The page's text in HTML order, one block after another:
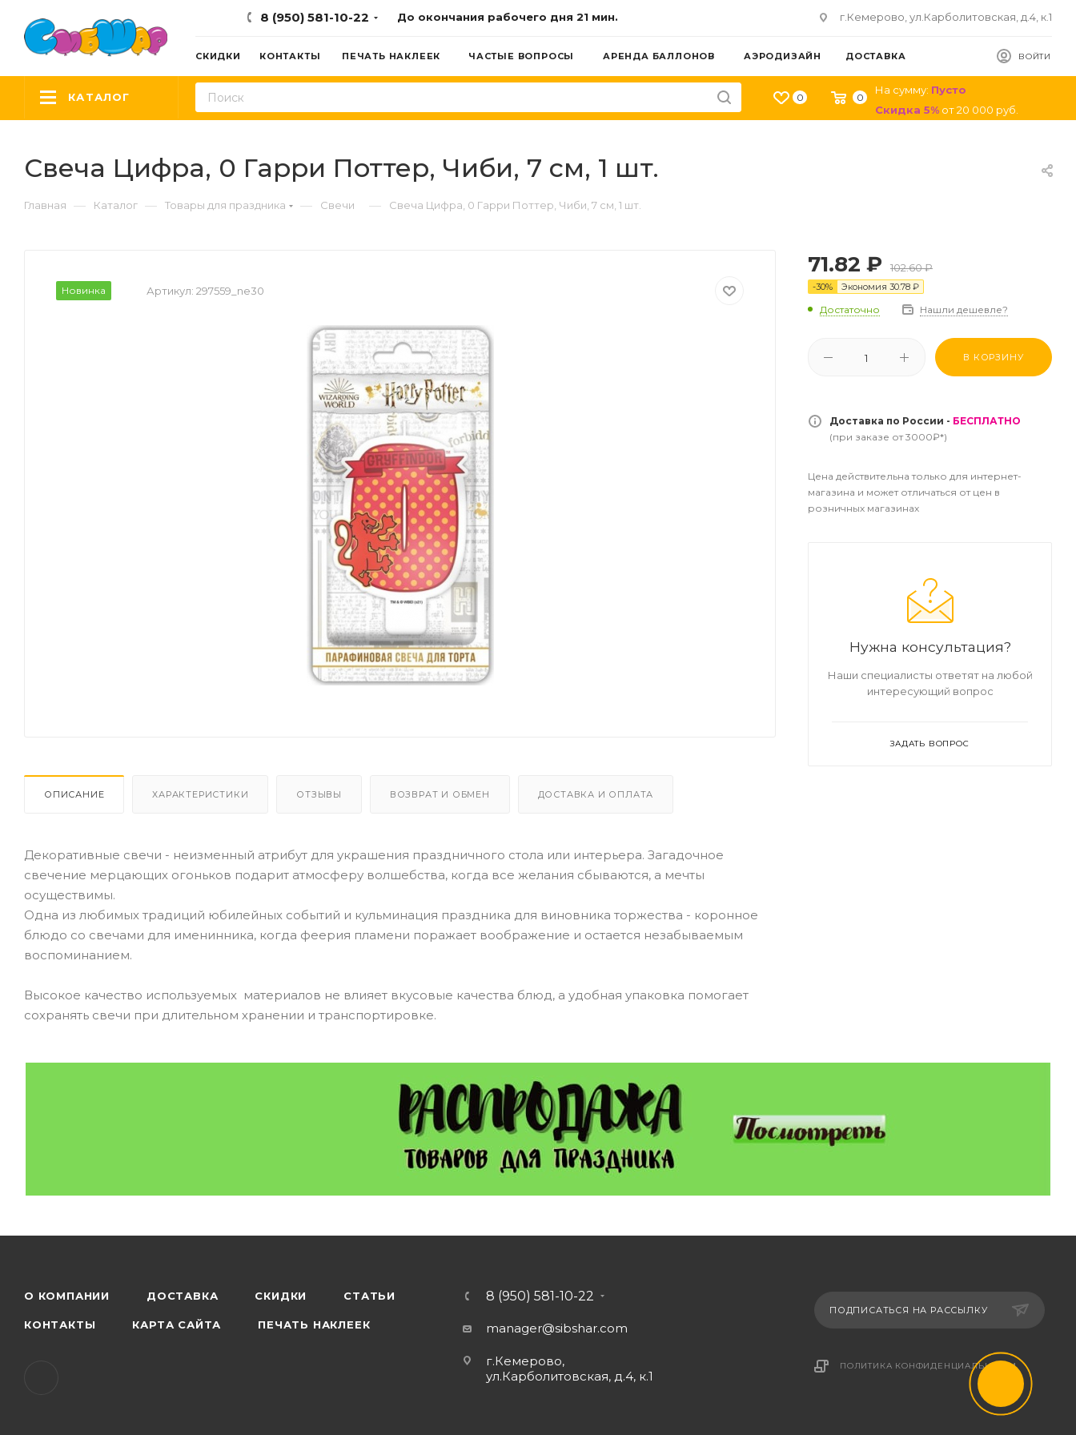
8 (950) 581-10-22 До окончания рабочего дня 21 мин. г.Кемерово, ул.Карболитовская, д.4, к.1
ВОЙТИ
СКИДКИ КОНТАКТЫ ПЕЧАТЬ НАКЛЕЕК ЧАСТЫЕ ВОПРОСЫ АРЕНДА БАЛЛОНОВ АЭРОДИЗАЙН ДОСТАВКА
0 0
На сумму: Пусто
Скидка 5% от20 000 руб.
КАТАЛОГ
Свеча Цифра, 0 Гарри Поттер, Чиби, 7 см, 1 шт.
Главная — Каталог — Товары для праздника — Свечи — Свеча Цифра, 0 Гарри Поттер, Чиби, 7 см, 1 шт.
Новинка Артикул: 297559_ne30
ОПИСАНИЕ ХАРАКТЕРИСТИКИ ОТЗЫВЫ ВОЗВРАТ И ОБМЕН ДОСТАВКА И ОПЛАТА
Декоративные свечи - неизменный атрибут для украшения праздничного стола или интерьера. Загадочное
свечение мерцающих огоньков подарит атмосферу волшебства, когда все желания сбываются, а мечты
осуществимы.
Одна из любимых традиций юбилейных событий и кульминация праздника для виновника торжества - коронное
блюдо со свечами для именинника, когда феерия пламени поражает воображение и остается незабываемым
воспоминанием.
Высокое качество используемых материалов не влияет вкусовые качества блюд, а удобная упаковка помогает
сохранять свечи при длительном хранении и транспортировке.
71.82 ₽ 102.60₽
-30% Экономия 30.78 ₽
Достаточно Нашли дешевле?
В КОРЗИНУ
Доставка по России - БЕСПЛАТНО
(при заказе от 3000₽*)
Цена действительна только для интернет-
магазина и может отличаться от цен в
розничных магазинах
Нужна консультация?
Наши специалисты ответят на любой
интересующий вопрос
ЗАДАТЬ ВОПРОС
О КОМПАНИИ ДОСТАВКА СКИДКИ СТАТЬИ
КОНТАКТЫ КАРТА САЙТА ПЕЧАТЬ НАКЛЕЕК
8 (950) 581-10-22
manager@sibshar.com
г.Кемерово,
ул.Карболитовская, д.4, к.1
ПОДПИСАТЬСЯ НА РАССЫЛКУ
ПОЛИТИКА КОНФИДЕНЦИАЛЬНОСТИ